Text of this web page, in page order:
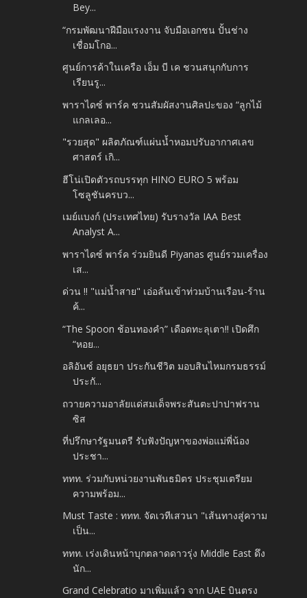
Bey...
“กรมพัฒนาฝีมือแรงงาน จับมือเอกชน ปั้นช่าง
เชื่อมโกอ...
ศูนย์การค้าในเครือ เอ็ม บี เค ชวนสนุกกับการ
เรียนรู...
พาราไดซ์ พาร์ค ชวนสัมผัสงานศิลปะของ “ลูกไม้
แกลเลอ...
"รวยสุด" ผลิตภัณฑ์แผ่นน้ำหอมปรับอากาศเลข
ศาสตร์ เกิ...
ฮีโน่เปิดตัวรถบรรทุก HINO EURO 5 พร้อม
โซลูชันครบว...
เมย์แบงก์ (ประเทศไทย) รับรางวัล IAA Best
Analyst A...
พาราไดซ์ พาร์ค ร่วมยินดี Piyanas ศูนย์รวมเครื่อง
เส...
ด่วน ‼ "แม่น้ำสาย" เอ่อล้นเข้าท่วมบ้านเรือน-ร้าน
ค้...
“The Spoon ช้อนทองคำ” เดือดทะลุเตา!! เปิดศึก
“หอย...
อลิอันซ์ อยุธยา ประกันชีวิต มอบสินไหมกรมธรรม์
ประกั...
ถวายความอาลัยแด่สมเด็จพระสันตะปาปาฟราน
ซิส
ที่ปรึกษารัฐมนตรี รับฟังปัญหาของพ่อแม่พี่น้อง
ประชา...
ททท. ร่วมกับหน่วยงานพันธมิตร ประชุมเตรียม
ความพร้อม...
Must Taste : ททท. จัดเวทีเสวนา "เส้นทางสู่ความ
เป็น...
ททท. เร่งเดินหน้าบุกตลาดดาวรุ่ง Middle East ดึง
นัก...
Grand Celebratio มาเพิ่มแล้ว จาก UAE บินตรง